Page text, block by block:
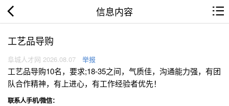
信息内容
工艺品导购
阜城人才网 2026.08.07 举报
工艺品导购10名，要求;18-35之间，气质佳，沟通能力强，有团
队合作精神，有上进心，有工作经验者优先！
联系人手机/微信：